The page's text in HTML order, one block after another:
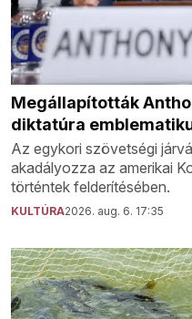
Megállapították
diktatúra
Az egykori szövetségi
akadályozza az amerikai
történtek felderítésében.
KULTÚRA2026. aug. 6. 17:35